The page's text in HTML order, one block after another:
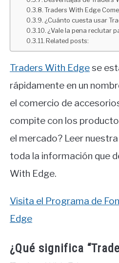
Traders With Edge
¿Cuánto cuesta usar
¿Vale la pena reclutar
Related posts:
Traders With Edgese
rápidamente en un
el comercio de
compite con los
el mercado? Leer
toda la información que
With Edge.
Visita el Programa de
Edge
¿Qué significa